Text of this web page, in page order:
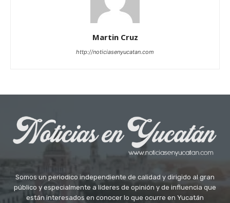
Martin Cruz
http://noticiasenyucatan.com
Somos un periodico independiente de calidad y dirigido al gran
público y especialmente a líderes de opinión y de influencia que
están interesados en conocer lo que ocurre en Yucatán